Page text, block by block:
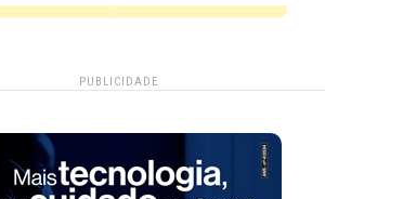
PUBLICIDADE